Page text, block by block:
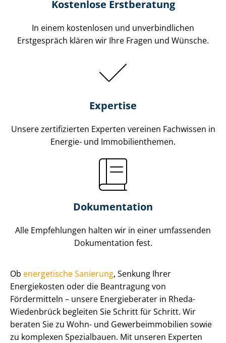
Kostenlose Erstberatung
In einem kostenlosen und unverbindlichen
Erstgespräch klären wir Ihre Fragen und Wünsche.
Expertise
Unsere zertifizierten Experten vereinen Fachwissen in
Energie- und Im­mo­bi­li­en­the­men.
Dokumentation
Alle Empfehlungen halten wir in einer umfassenden
Dokumentation fest.
Ob energetische Sanierung, Senkung Ihrer
Energiekosten oder die Beantragung von
Fördermitteln – unsere Energieberater in Rheda-
Wiedenbrück begleiten Sie Schritt für Schritt. Wir
beraten Sie zu Wohn- und Ge­wer­be­im­mo­bi­li­en sowie
zu komplexen Spezialbauen. Mit unseren Experten